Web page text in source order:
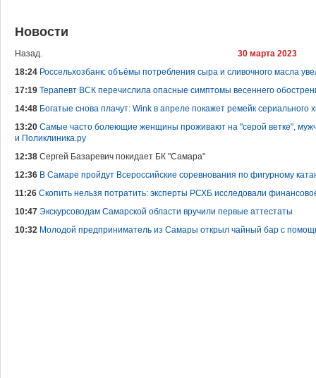
Новости
Назад.
30 марта 2023
18:24 Россельхозбанк: объёмы потребления сыра и сливочного масла
17:19 Терапевт ВСК перечислила опасные симптомы весеннего
14:48 Богатые снова плачут: Wink в апреле покажет ремейк
13:20 Самые часто болеющие женщины проживают на "серой ветке",
и Поликлиника.ру
12:38 Сергей Базаревич покидает БК "Самара"
12:36 В Самаре пройдут Всероссийские соревнования по фигурному
11:26 Скопить нельзя потратить: эксперты РСХБ исследовали
10:47 Экскурсоводам Самарской области вручили первые аттестаты
10:32 Молодой предприниматель из Самары открыл чайный бар с